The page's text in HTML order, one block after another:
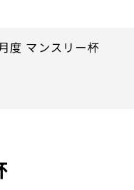
マンスリー杯